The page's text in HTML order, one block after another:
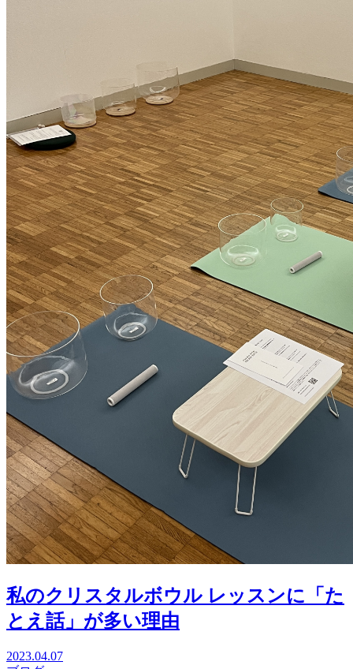
私のクリスタルボウル レッスンに「た
とえ話」が多い理由
2023.04.07